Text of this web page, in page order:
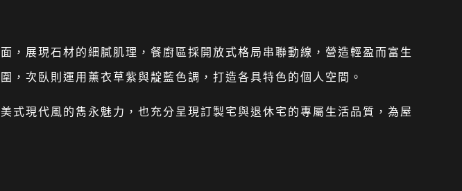
，展現石材的細膩肌理，餐廚區採開放式格局串聯動線，營造輕盈而富生
，次臥則運用薰衣草紫與靛藍色調，打造各具特色的個人空間。
式現代風的雋永魅力，也充分呈現訂製宅與退休宅的專屬生活品質，為屋